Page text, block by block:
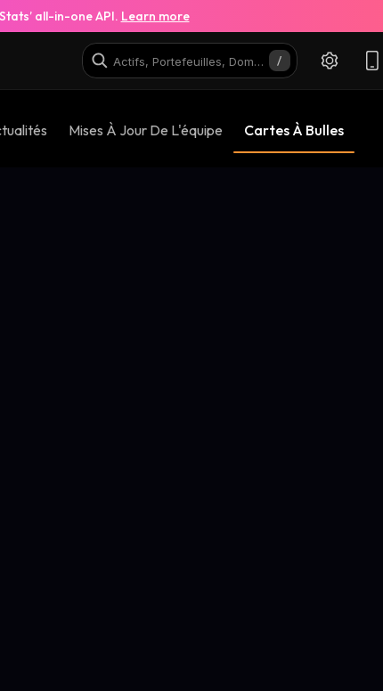
all-in-one API. Learn more
Mises À Jour De L'équipe Cartes À Bulles